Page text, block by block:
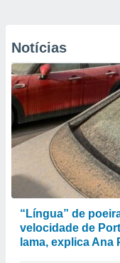
Notícias
“Língua” de
velocidade de
lama, explica Ana